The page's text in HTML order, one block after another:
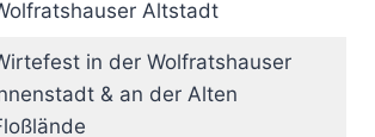
Altstadt
in der Wolfratshauser
& an der Alten